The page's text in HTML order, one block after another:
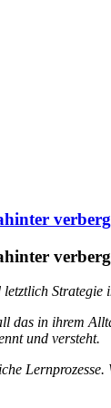
das in ihrem
und versteht.